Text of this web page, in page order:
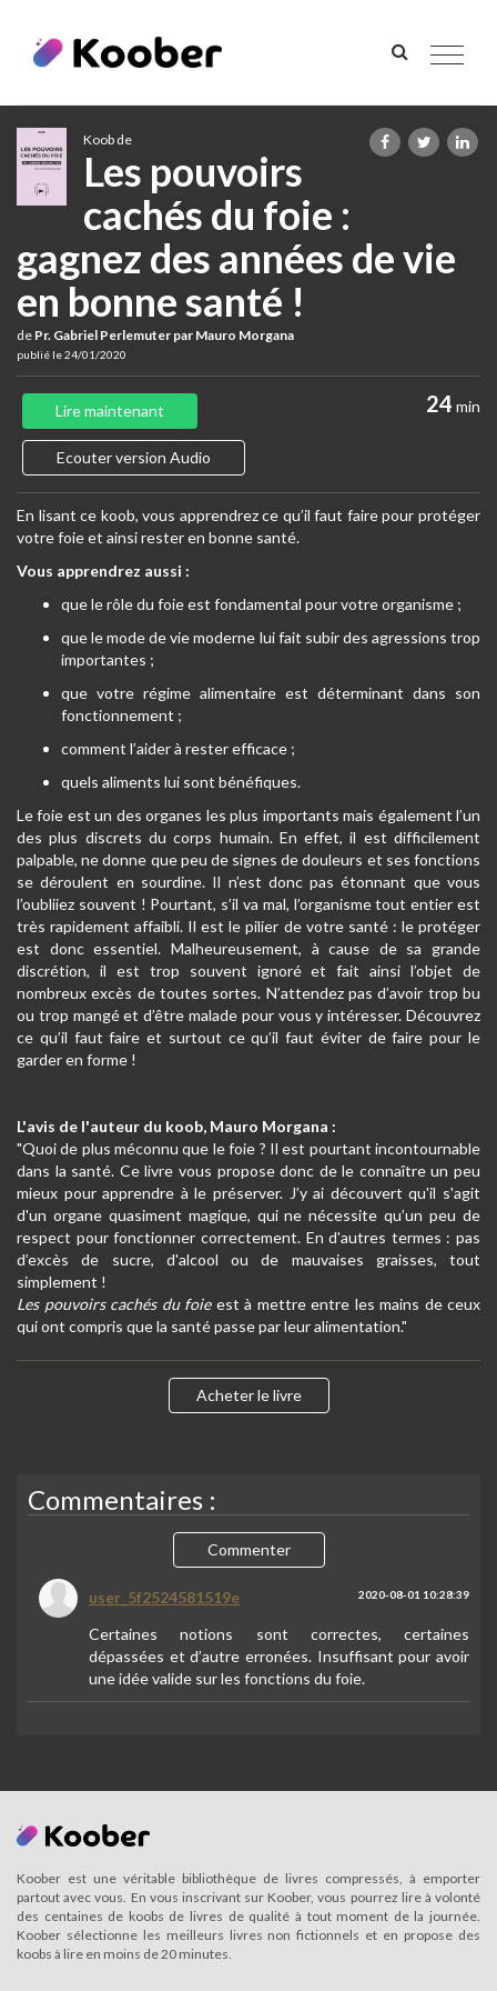
Toggle
Koob de
Les pouvoirs
cachés du foie :
gagnez des années de vie
en bonne santé !
de Pr. Gabriel Perlemuter par Mauro Morgana
publié le 24/01/2020
24 min
Lire maintenant
Ecouter version Audio
En lisant ce koob, vous apprendrez ce qu’il faut faire pour protéger
votre foie et ainsi rester en bonne santé.
Vous apprendrez aussi :
que le rôle du foie est fondamental pour votre organisme ;
que le mode de vie moderne lui fait subir des agressions trop
importantes ;
que votre régime alimentaire est déterminant dans son
fonctionnement ;
comment l’aider à rester efficace ;
quels aliments lui sont bénéfiques.
Le foie est un des organes les plus importants mais également l’un
des plus discrets du corps humain. En effet, il est difficilement
palpable, ne donne que peu de signes de douleurs et ses fonctions
se déroulent en sourdine. Il n’est donc pas étonnant que vous
l’oubliiez souvent ! Pourtant, s’il va mal, l’organisme tout entier est
très rapidement affaibli. Il est le pilier de votre santé : le protéger
est donc essentiel. Malheureusement, à cause de sa grande
discrétion, il est trop souvent ignoré et fait ainsi l’objet de
nombreux excès de toutes sortes. N’attendez pas d’avoir trop bu
ou trop mangé et d’être malade pour vous y intéresser. Découvrez
ce qu’il faut faire et surtout ce qu’il faut éviter de faire pour le
garder en forme !
L'avis de l'auteur du koob, Mauro Morgana :
"Quoi de plus méconnu que le foie ? Il est pourtant incontournable
dans la santé. Ce livre vous propose donc de le connaître un peu
mieux pour apprendre à le préserver. J’y ai découvert qu'il s'agit
d'un organe quasiment magique, qui ne nécessite qu’un peu de
respect pour fonctionner correctement. En d'autres termes : pas
d’excès de sucre, d'alcool ou de mauvaises graisses, tout
simplement !
Les pouvoirs cachés du foieest à mettre entre les mains de ceux
qui ont compris que la santé passe par leur alimentation."
Acheter le livre
Commentaires :
Commenter
user_5f2524581519e 2020-08-01 10:28:39
Certaines notions sont correctes, certaines
dépassées et d’autre erronées. Insuffisant pour avoir
une idée valide sur les fonctions du foie.
Koober est une véritable bibliothèque de livres compressés, à emporter
partout avec vous. En vous inscrivant sur Koober, vous pourrez lire à volonté
des centaines de koobs de livres de qualité à tout moment de la journée.
Koober sélectionne les meilleurs livres non fictionnels et en propose des
koobs à lire en moins de 20 minutes.